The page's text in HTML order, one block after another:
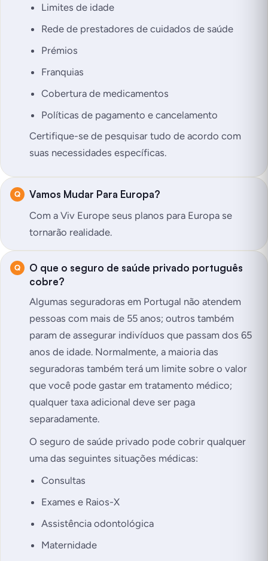
Limites de idade
Rede de prestadores de cuidados de saúde
Prémios
Franquias
Cobertura de medicamentos
Políticas de pagamento e cancelamento
Certifique-se de pesquisar tudo de acordo com
suas necessidades específicas.
Vamos Mudar Para Europa?
Com a Viv Europe seus planos para Europa se
tornarão realidade.
O que o seguro de saúde privado português
cobre?
Algumas seguradoras em Portugal não atendem
pessoas com mais de 55 anos; outros também
param de assegurar indivíduos que passam dos 65
anos de idade. Normalmente, a maioria das
seguradoras também terá um limite sobre o valor
que você pode gastar em tratamento médico;
qualquer taxa adicional deve ser paga
separadamente.
O seguro de saúde privado pode cobrir qualquer
uma das seguintes situações médicas:
Consultas
Exames e Raios-X
Assistência odontológica
Maternidade